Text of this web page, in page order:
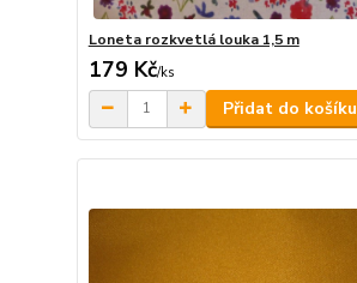
Loneta rozkvetlá louka 1,5 m
179 Kč/ks
Přidat do košíku